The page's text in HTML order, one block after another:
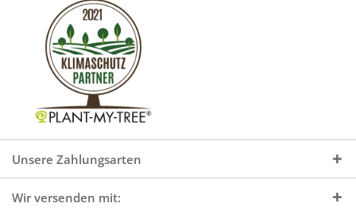
Unsere Zahlungsarten
Wir versenden mit: